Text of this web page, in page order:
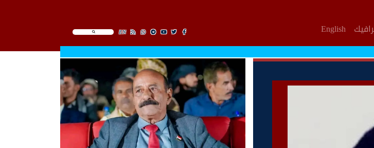
EN English